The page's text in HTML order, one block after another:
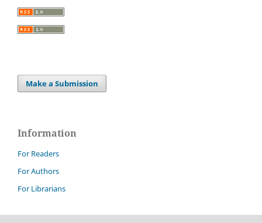
Make a Submission
Information
For Readers
For Authors
For Librarians